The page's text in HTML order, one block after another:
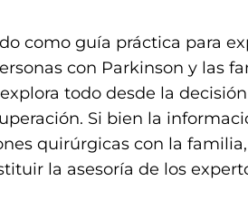
como guía práctica para
con Parkinson y las
todo desde la
Si bien la
quirúrgicas con la
la asesoría de los